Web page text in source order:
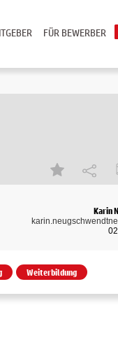
FÜR BEWERBER
Karin
Weiterbildung